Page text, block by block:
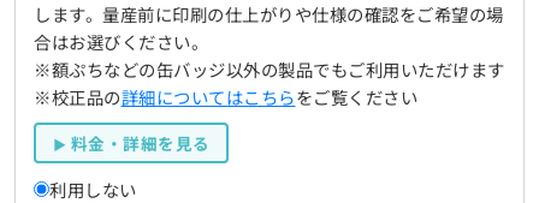
します。量産前に印刷の仕上がりや仕様の確認をご希望の場
合はお選びください。
※額ぷちなどの缶バッジ以外の製品でもご利用いただけます
※校正品の詳細についてはこちらをご覧ください
料金・詳細を見る
利用しない